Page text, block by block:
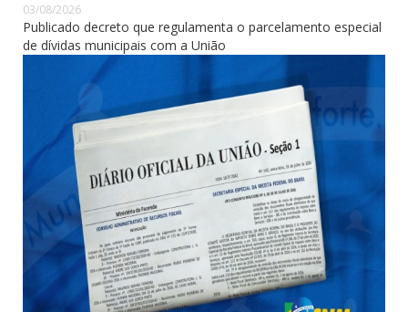
03/08/2026
Publicado decreto que regulamenta o parcelamento especial
de dívidas municipais com a União